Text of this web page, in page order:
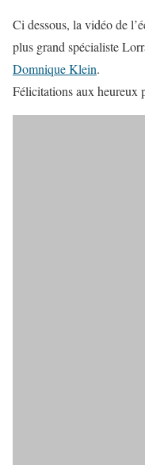
Ci dessous, la vidéo de
plus grand spécialiste
Domnique Klein.
Félicitations aux heureux